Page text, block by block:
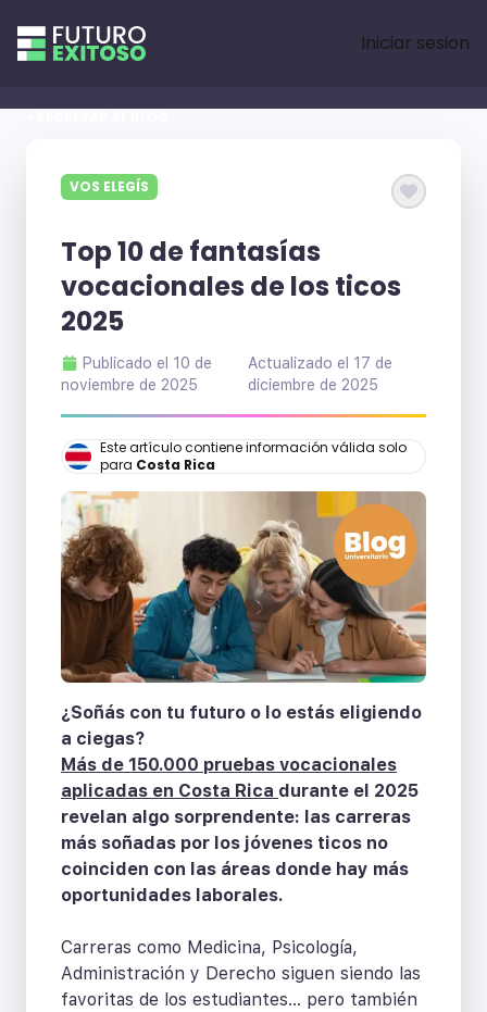
Iniciar sesion
VOS ELEGÍS
Top 10 de fantasías
vocacionales de los ticos
2025
Publicado el 10 de
noviembre de 2025
Actualizado el 17 de
diciembre de 2025
Este artículo contiene información válida solo
para Costa Rica
¿Soñás con tu futuro o lo estás eligiendo
a ciegas?
Más de 150.000 pruebas vocacionales
aplicadas en Costa Rica durante el 2025
revelan algo sorprendente: las carreras
más soñadas por los jóvenes ticos no
coinciden con las áreas donde hay más
oportunidades laborales.
Carreras como Medicina, Psicología,
Administración y Derecho siguen siendo las
favoritas de los estudiantes… pero también